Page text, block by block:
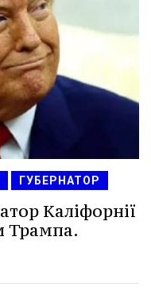
ГУБЕРНАТОР
Каліфорнії
Трампа.